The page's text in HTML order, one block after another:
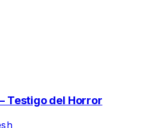
Testigo del Horror